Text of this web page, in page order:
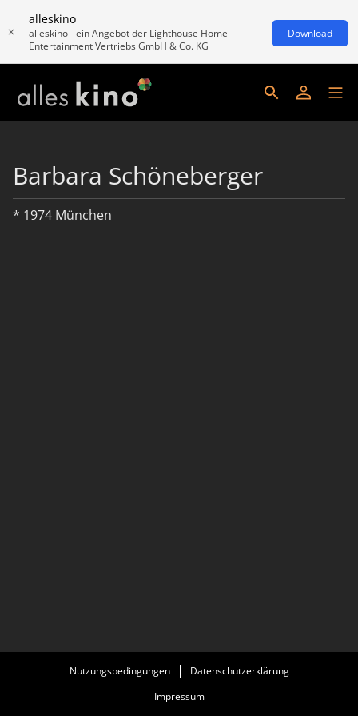
alleskino
alleskino - ein Angebot der Lighthouse Home
Entertainment Vertriebs GmbH & Co. KG
Download
Barbara Schöneberger
* 1974 München
Nutzungsbedingungen
Datenschutzerklärung
Impressum